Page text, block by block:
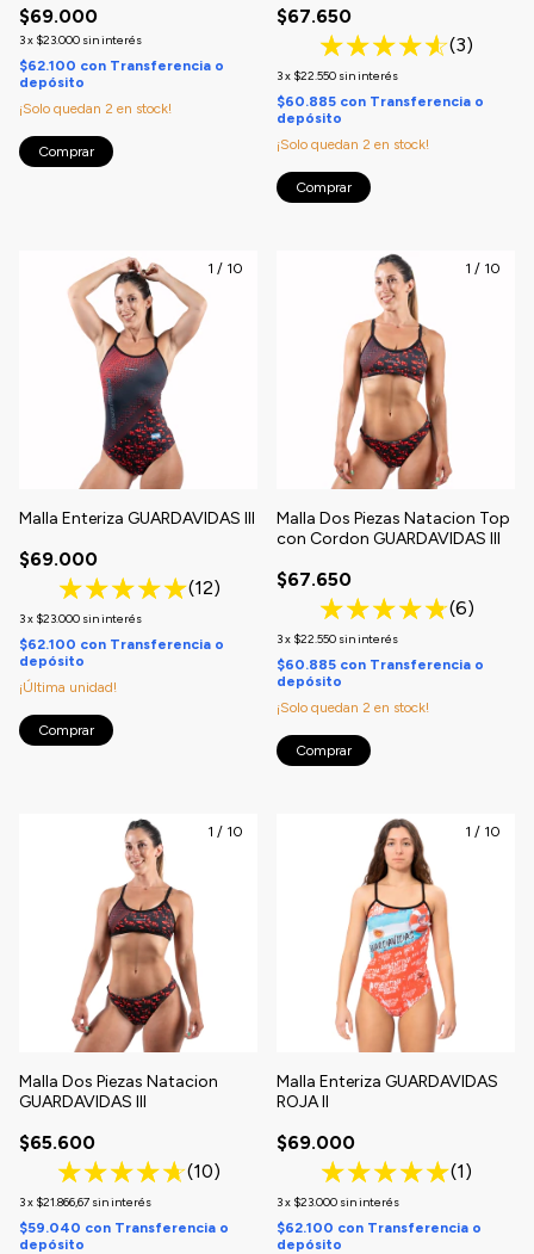
$69.000
3x $23.000 sin interés
$62.100 con Transferencia o
depósito
¡Solo quedan 2 en stock!
Comprar
$67.650
(3)
3x $22.550 sin interés
$60.885 con Transferencia o
depósito
¡Solo quedan 2 en stock!
Comprar
1 / 10
Malla Enteriza GUARDAVIDAS III
$69.000
(12)
3x $23.000 sin interés
$62.100 con Transferencia o
depósito
¡Última unidad!
Comprar
1 / 10
Malla Dos Piezas Natacion Top
con Cordon GUARDAVIDAS III
$67.650
(6)
3x $22.550 sin interés
$60.885 con Transferencia o
depósito
¡Solo quedan 2 en stock!
Comprar
1 / 10
Malla Dos Piezas Natacion
GUARDAVIDAS III
$65.600
(10)
3x $21.866,67 sin interés
$59.040 con Transferencia o
depósito
1 / 10
Malla Enteriza GUARDAVIDAS
ROJA II
$69.000
(1)
3x $23.000 sin interés
$62.100 con Transferencia o
depósito